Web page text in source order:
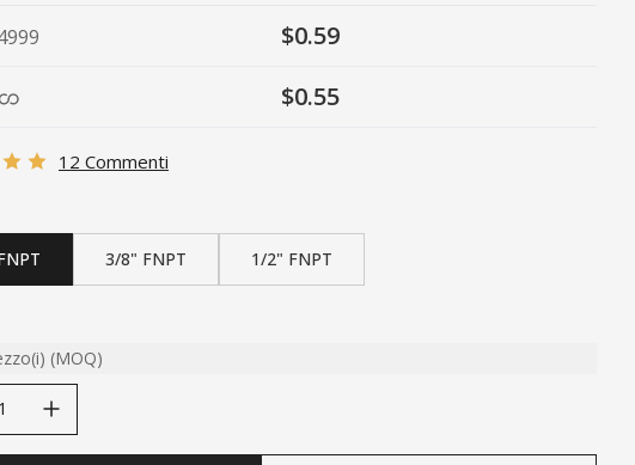
$0.59
$0.55
12 Commenti
3/8" FNPT 1/2" FNPT
(MOQ)